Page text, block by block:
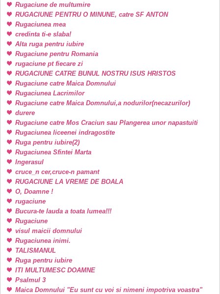
Rugaciune de multumire
RUGACIUNE PENTRU O MINUNE, catre SF ANTON
Rugaciunea mea
credinta ti-e slaba!
Alta ruga pentru iubire
Rugaciune pentru Romania
rugaciune pt fiecare zi
RUGACIUNE CATRE BUNUL NOSTRU ISUS HRISTOS
Rugaciune catre Maica Domnului
Rugaciunea Lacrimilor
Rugaciune catre Maica Domnului,a nodurilor(necazurilor)
durere
Rugaciune catre Mos Craciun sau Plangerea unor napastuiti
Rugaciunea liceenei indragostite
Ruga pentru iubire(2)
Rugaciunea Sfintei Marta
Ingerasul
cruce_n cer,cruce-n pamant
RUGACIUNE LA VREME DE BOALA
O, Doamne !
rugaciune
Bucura-te lauda a toata lumea!!!
Rugaciune
visul maicii domnului
Rugaciunea inimi.
TALISMANUL
Ruga pentru iubire
ITI MULTUMESC DOAMNE
Psalmul 3
Maica Domnului "Eu sunt cu voi si nimeni impotriva voastra"